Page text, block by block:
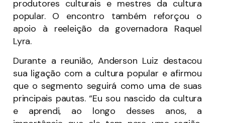
produtores culturais e mestres da cultura
popular. O encontro também reforçou o
apoio à reeleição da governadora Raquel
Lyra.
Durante a reunião, Anderson Luiz destacou
sua ligação com a cultura popular e afirmou
que o segmento seguirá como uma de suas
principais pautas. “Eu sou nascido da cultura
e aprendi, ao longo desses anos, a